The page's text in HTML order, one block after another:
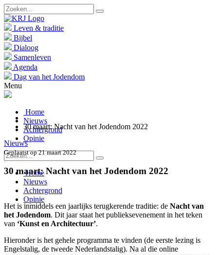
Leven & traditie
Bijbel
Dialoog
Samenleven
Agenda
Dag van het Jodendom
Menu
Home
Nieuws
Achtergrond
Opinie
Home
Nieuws
Achtergrond
Opinie
30 maart: Nacht van het Jodendom 2022
Nieuws
Geplaatst op 21 maart 2022
30 maart: Nacht van het Jodendom 2022
Het is inmiddels een jaarlijks terugkerende traditie: de Nacht van
het Jodendom. Dit jaar staat het publieksevenement in het teken
van ‘Kunst en Architectuur’.
Hieronder is het gehele programma te vinden (de eerste lezing is
Engelstalig, de tweede Nederlandstalig). Na al die online